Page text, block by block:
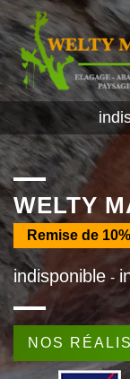
WELTY
Remise de 10%
indisponible -
NOS